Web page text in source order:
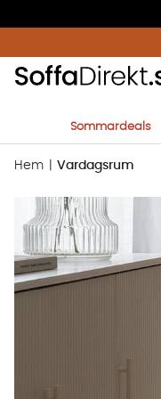
Sommardeals
Hem Vardagsrum